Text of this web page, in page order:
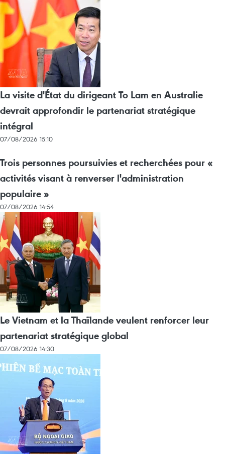
La visite d'État du dirigeant To Lam en Australie
devrait approfondir le partenariat stratégique
intégral
07/08/2026 15:10
Trois personnes poursuivies et recherchées pour «
activités visant à renverser l'administration
populaire »
07/08/2026 14:54
Le Vietnam et la Thaïlande veulent renforcer leur
partenariat stratégique global
07/08/2026 14:30